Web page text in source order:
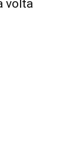
volta